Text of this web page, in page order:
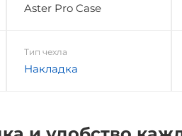
Aster Pro Case
Тип чехла
Накладка